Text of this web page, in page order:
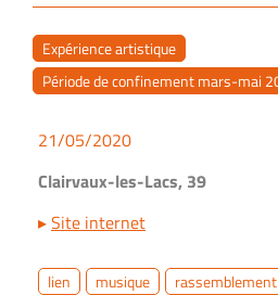
Expérience artistique
Période de confinement mars-mai
21/05/2020
Clairvaux-les-Lacs, 39
▸Site internet
lien musique rassemblement